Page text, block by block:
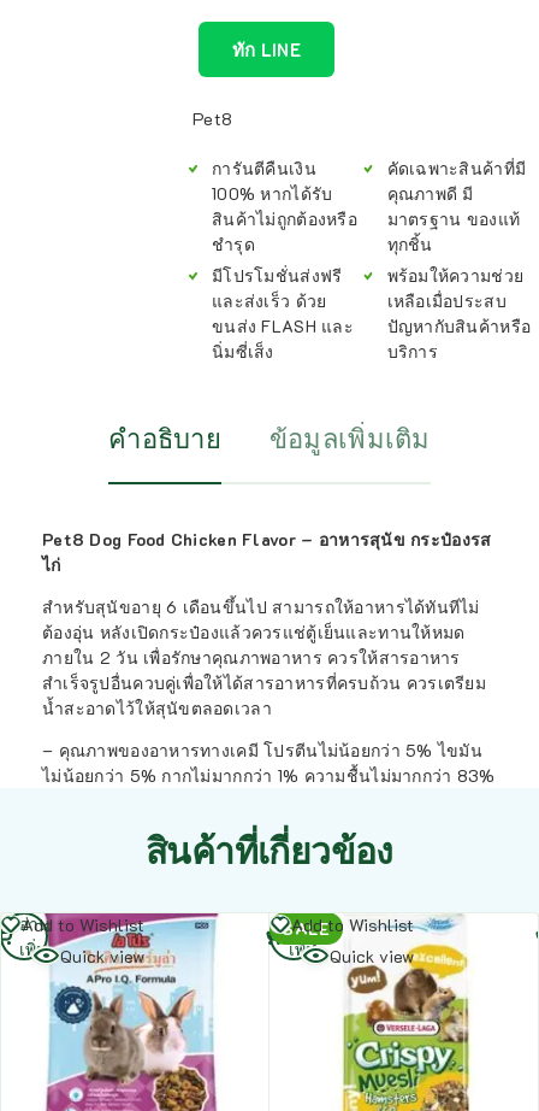
ทัก LINE
Pet8
การันตีคืนเงิน
100% หากได้รับ
สินค้าไม่ถูกต้องหรือ
ชำรุด
มีโปรโมชั่นส่งฟรี
และส่งเร็ว ด้วย
ขนส่ง FLASH และ
นิ่มซี่เส็ง
คัดเฉพาะสินค้าที่มี
คุณภาพดี มี
มาตรฐาน ของแท้
ทุกชิ้น
พร้อมให้ความช่วย
เหลือเมื่อประสบ
ปัญหากับสินค้าหรือ
บริการ
คำอธิบาย ข้อมูลเพิ่มเติม
Pet8 Dog Food Chicken Flavor – อาหารสุนัข กระป๋องรส
ไก่
สำหรับสุนัขอายุ 6 เดือนขึ้นไป สามารถให้อาหารได้ทันทีไม่
ต้องอุ่น หลังเปิดกระป๋องแล้วควรแช่ตู้เย็นและทานให้หมด
ภายใน 2 วัน เพื่อรักษาคุณภาพอาหาร ควรให้สารอาหาร
สำเร็จรูปอื่นควบคู่เพื่อให้ได้สารอาหารที่ครบถ้วน ควรเตรียม
น้ำสะอาดไว้ให้สุนัขตลอดเวลา
– คุณภาพของอาหารทางเคมี โปรตีนไม่น้อยกว่า 5% ไขมัน
ไม่น้อยกว่า 5% กากไม่มากกว่า 1% ความชื้นไม่มากกว่า 83%
สินค้าที่เกี่ยวข้อง
Add to Wishlist
Quick view
อ่าน
เพิ่ม
SALE
Add to Wishlist
Quick view
อ่าน
เพิ่ม